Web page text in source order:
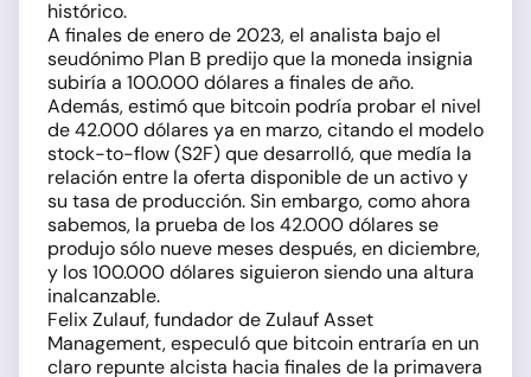
histórico.
A finales de enero de 2023, el analista bajo el
seudónimo Plan B predijo que la moneda insignia
subiría a 100.000 dólares a finales de año.
Además, estimó que bitcoin podría probar el nivel
de 42.000 dólares ya en marzo, citando el modelo
stock-to-flow (S2F) que desarrolló, que medía la
relación entre la oferta disponible de un activo y
su tasa de producción. Sin embargo, como ahora
sabemos, la prueba de los 42.000 dólares se
produjo sólo nueve meses después, en diciembre,
y los 100.000 dólares siguieron siendo una altura
inalcanzable.
Felix Zulauf, fundador de Zulauf Asset
Management, especuló que bitcoin entraría en un
claro repunte alcista hacia finales de la primavera